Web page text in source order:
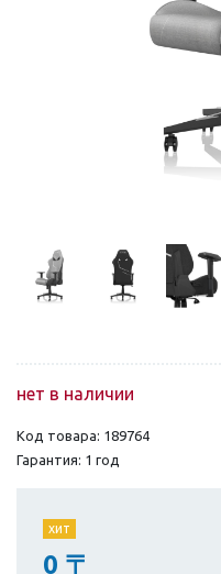
нет в наличии
Код товара: 189764
Гарантия: 1 год
хит
0 〒